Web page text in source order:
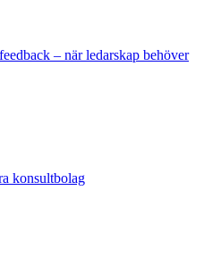
– när ledarskap behöver
konsultbolag